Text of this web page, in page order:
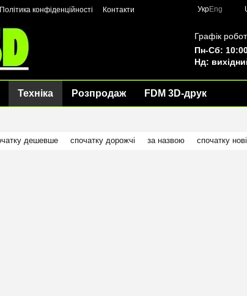
Політика конфіденційності Контакти УкрEng
Графік
Пн-Сб:
Нд:
Техніка Розпродаж FDM 3D-друк
дешевше спочатку дорожчі за назвою спочатку нові